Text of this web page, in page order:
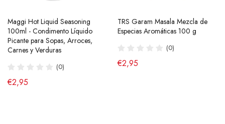
Maggi Hot Liquid Seasoning
100ml - Condimento Líquido
Picante para Sopas, Arroces,
Carnes y Verduras
(0)
€2,95
TRS Garam Masala Mezcla de
Especias Aromáticas 100 g
(0)
€2,95
Ramen Buldak Carbonara
Coreano (Halal) 130g SamYang
(40)
Salsa de Chili Crujiente 210g
Laoganma
(43)
€4,95